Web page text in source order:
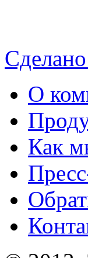
Сделано
О
Как